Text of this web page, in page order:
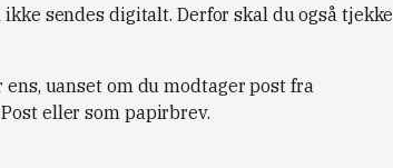
sendes digitalt. Derfor skal du også tjekke
uanset om du modtager post fra
eller som papirbrev.